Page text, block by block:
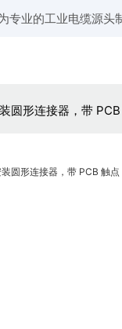
专业的工业电缆源头
圆形连接器，带